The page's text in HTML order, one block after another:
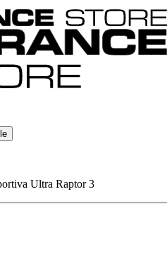
Ultra Raptor 3